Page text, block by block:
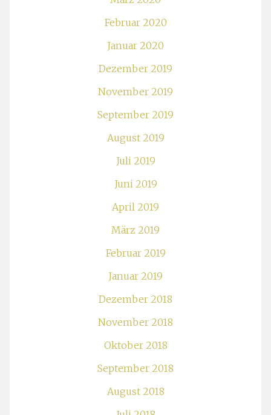
Februar 2020
Januar 2020
Dezember 2019
November 2019
September 2019
August 2019
Juli 2019
Juni 2019
April 2019
März 2019
Februar 2019
Januar 2019
Dezember 2018
November 2018
Oktober 2018
September 2018
August 2018